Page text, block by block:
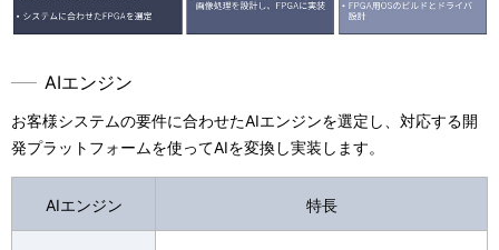
AIエンジン
お客様システムの要件に合わせたAIエンジンを選定し、対応する開
発プラットフォームを使ってAIを変換し実装します。
AIエンジン 特長